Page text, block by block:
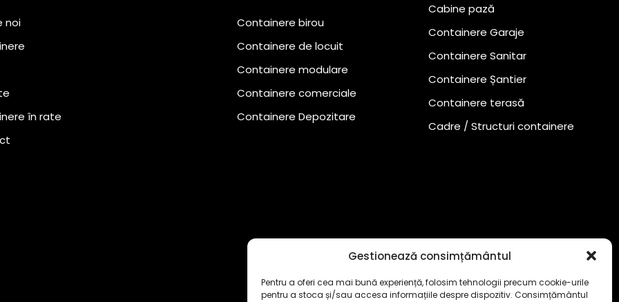
Gestionează consimțământul
Pentru a oferi cea mai bună experiență, folosim tehnologii precum cookie-urile
pentru a stoca și/sau accesa informațiile despre dispozitiv. Consimțământul
noi
în rate
Containere birou
Containere de locuit
Containere modulare
Containere comerciale
Containere Depozitare
Cabine pază
Containere Garaje
Containere Sanitar
Containere Șantier
Containere terasă
Cadre / Structuri containere